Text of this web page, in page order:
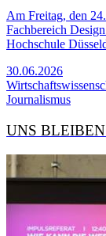
Am Freitag, den
Fachbereich
Hochschule
30.06.2026
Journalismus
UNS